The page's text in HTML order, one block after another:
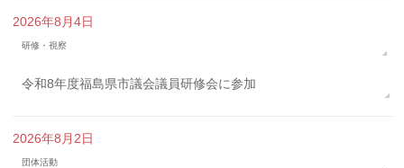
2026年8月4日
研修・視察
令和8年度福島県市議会議員研修会に参加
2026年8月2日
団体活動